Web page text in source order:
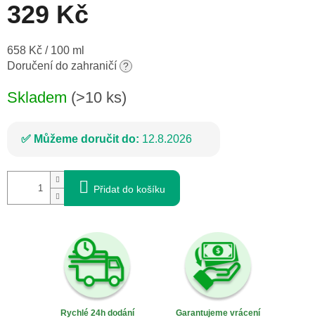
329 Kč
Měrná
cena:
658 Kč / 100 ml
Doručení do zahraničí ?
Skladem (>10 ks)
Můžeme doručit do: 12.8.2026
Přidat do košíku
Rychlé 24h dodání
Garantujeme vrácení